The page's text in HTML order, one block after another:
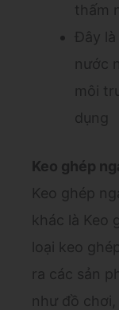
thấm
Đây
nước
môi
dụng
Keo ghép
Keo ghép
khác là Keo
loại keo
ra các sản
như đồ